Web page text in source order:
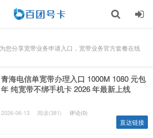
您分享宽带业务申请入口，宽带业务官方套餐在线
青海电信单宽带办理入口 1000M 1080 元包
年 纯宽带不绑手机卡 2026 年最新上线
2026-06-13 阅读(381) 评论(0)
直达链接